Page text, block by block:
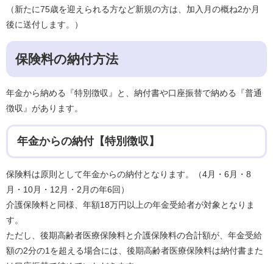
（新たに75歳を迎えられる方など新規の方は、加入月の概ね2か月
後に送付します。）
保険料の納付方法
年金から納める『特別徴収』と、納付書や口座振替で納める『普通
徴収』があります。
年金からの納付【特別徴収】
保険料は原則として年金からの納付となります。（4月・6月・8
月・10月・12月・2月の年6回）
介護保険料と同様、年額18万円以上の年金受給者が対象となりま
す。
ただし、後期高齢者医療保険料と介護保険料の合計額が、年金受給
額の2分の1を超える場合には、後期高齢者医療保険料は納付書また